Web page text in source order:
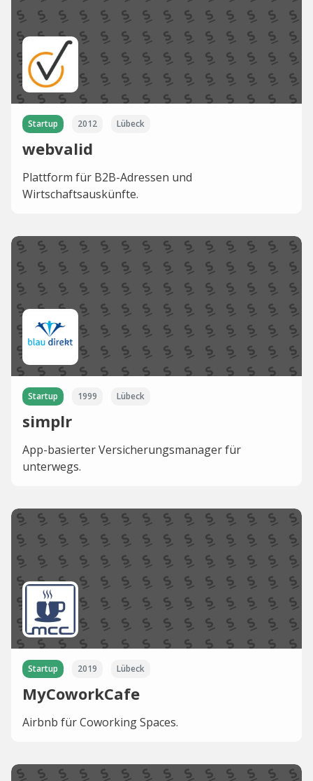
Startup 2012 Lübeck
webvalid
Plattform für B2B-Adressen und
Wirtschaftsauskünfte.
Startup 1999 Lübeck
simplr
App-basierter Versicherungsmanager für
unterwegs.
Startup 2019 Lübeck
MyCoworkCafe
Airbnb für Coworking Spaces.